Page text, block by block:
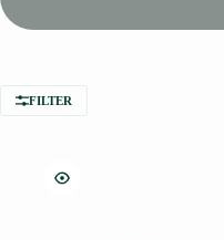
FILTER